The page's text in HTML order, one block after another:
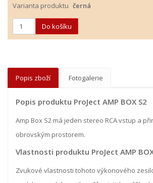
Varianta produktu černá
Popis zboží Fotogalerie
Popis produktu ProJect AMP BOX S2
Amp Box S2 má jeden stereo RCA vstup a
obrovským prostorem.
Vlastnosti produktu ProJect AMP
Zvukové vlastnosti tohoto výkonového